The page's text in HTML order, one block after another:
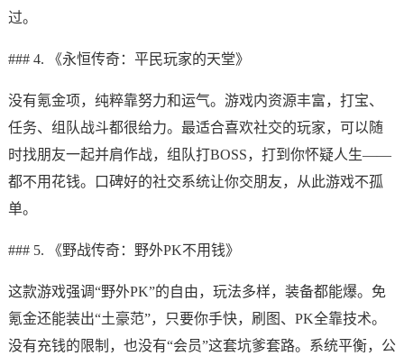
过。
### 4. 《永恒传奇：平民玩家的天堂》
没有氪金项，纯粹靠努力和运气。游戏内资源丰富，打宝、
任务、组队战斗都很给力。最适合喜欢社交的玩家，可以随
时找朋友一起并肩作战，组队打BOSS，打到你怀疑人生——
都不用花钱。口碑好的社交系统让你交朋友，从此游戏不孤
单。
### 5. 《野战传奇：野外PK不用钱》
这款游戏强调“野外PK”的自由，玩法多样，装备都能爆。免
氪金还能装出“土豪范”，只要你手快，刷图、PK全靠技术。
没有充钱的限制，也没有“会员”这套坑爹套路。系统平衡，公